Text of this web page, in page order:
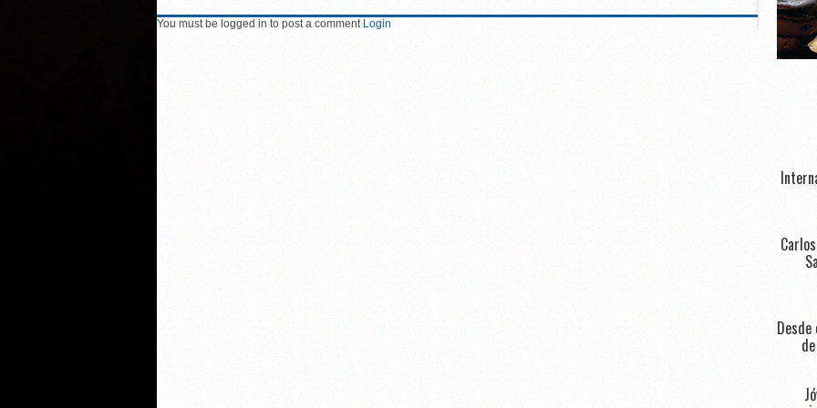
You must be logged in to post a comment Login